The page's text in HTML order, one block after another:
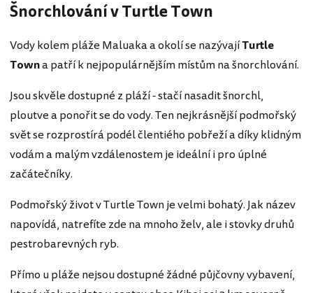
Šnorchlování v Turtle Town
Vody kolem pláže Maluaka a okolí se nazývajíTurtle
Towna patří k nejpopulárnějším místům na šnorchlování.
Jsou skvěle dostupné z pláží - stačí nasadit šnorchl,
ploutve a ponořit se do vody. Ten nejkrásnější podmořský
svět se rozprostírá podél člentiého pobřeží a díky klidným
vodám a malým vzdálenostem je ideální i pro úplné
začátečníky.
Podmořský život v Turtle Town je velmi bohatý. Jak název
napovídá, natrefíte zde na mnoho želv, ale i stovky druhů
pestrobarevných ryb.
Přímo u pláže nejsou dostupné žádné půjčovny vybavení,